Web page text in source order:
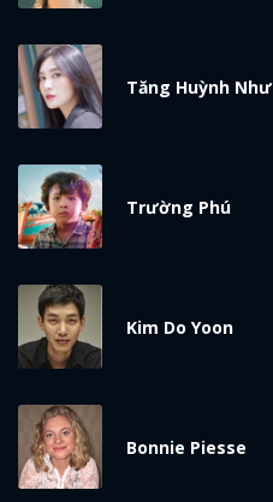
Tăng Huỳnh Như
Trường Phú
Kim Do Yoon
Bonnie Piesse